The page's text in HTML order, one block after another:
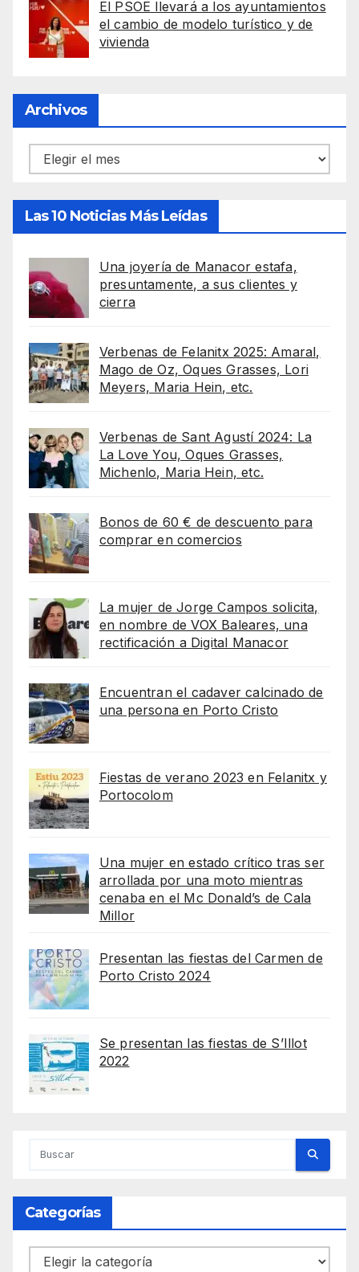
El PSOE llevará a los ayuntamientos
el cambio de modelo turístico y de
vivienda
Archivos
Archivos
Las 10 Noticias Más Leídas
Una joyería de Manacor estafa,
presuntamente, a sus clientes y
cierra
Verbenas de Felanitx 2025: Amaral,
Mago de Oz, Oques Grasses, Lori
Meyers, Maria Hein, etc.
Verbenas de Sant Agustí 2024: La
La Love You, Oques Grasses,
Michenlo, Maria Hein, etc.
Bonos de 60 € de descuento para
comprar en comercios
La mujer de Jorge Campos solicita,
en nombre de VOX Baleares, una
rectificación a Digital Manacor
Encuentran el cadaver calcinado de
una persona en Porto Cristo
Fiestas de verano 2023 en Felanitx y
Portocolom
Una mujer en estado crítico tras ser
arrollada por una moto mientras
cenaba en el Mc Donald’s de Cala
Millor
Presentan las fiestas del Carmen de
Porto Cristo 2024
Se presentan las fiestas de S’Illot
2022
Categorías
Categorías